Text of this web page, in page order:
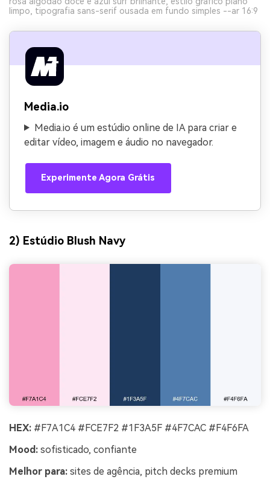
limpo, tipografia sans-serif ousada em fundo simples --ar 16:9
Media.io
Media.io é um estúdio online de IA para criar e
editar vídeo, imagem e áudio no navegador.
Experimente Agora Grátis
2) Estúdio Blush Navy
HEX: #F7A1C4 #FCE7F2 #1F3A5F #4F7CAC #F4F6FA
Mood: sofisticado, confiante
Melhor para: sites de agência, pitch decks premium